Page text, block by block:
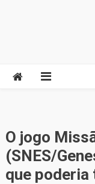
O jogo
(SNES/
que